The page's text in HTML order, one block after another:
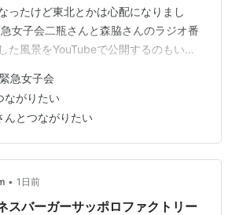
ったけど東北とかは心配になりまし
女子会二瓶さんと森脇さんのラジオ番
た風景をYouTubeで公開するのもいい
よね。 素直でごめんね [ DRAW□ME ]
税込、送料無料) (2026/8/8時点) 楽天で
番の大喜利福留光帆さんが上手すぎる
なただけの「おもしろい発想」を生み
価格：1,650円（税込、送料無料…
急女子会
ながりたい
んとつながりたい
• 1日前
スバーガーサッポロファクトリー